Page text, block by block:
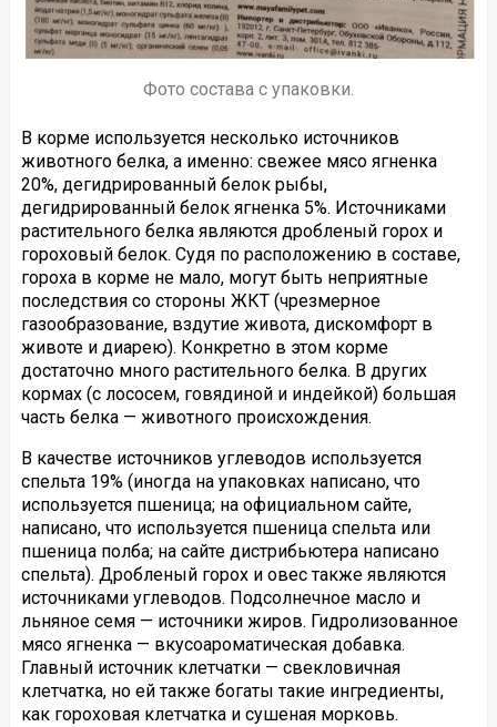
Фото состава с упаковки.
В корме используется несколько источников
животного белка, а именно: свежее мясо ягненка
20%, дегидрированный белок рыбы,
дегидрированный белок ягненка 5%. Источниками
растительного белка являются дробленый горох и
гороховый белок. Судя по расположению в составе,
гороха в корме не мало, могут быть неприятные
последствия со стороны ЖКТ (чрезмерное
газообразование, вздутие живота, дискомфорт в
животе и диарею). Конкретно в этом корме
достаточно много растительного белка. В других
кормах (с лососем, говядиной и индейкой) большая
часть белка — животного происхождения.
В качестве источников углеводов используется
спельта 19% (иногда на упаковках написано, что
используется пшеница; на официальном сайте,
написано, что используется пшеница спельта или
пшеница полба; на сайте дистрибьютера написано
спельта). Дробленый горох и овес также являются
источниками углеводов. Подсолнечное масло и
льняное семя — источники жиров. Гидролизованное
мясо ягненка — вкусоароматическая добавка.
Главный источник клетчатки — свекловичная
клетчатка, но ей также богаты такие ингредиенты,
как гороховая клетчатка и сушеная морковь.